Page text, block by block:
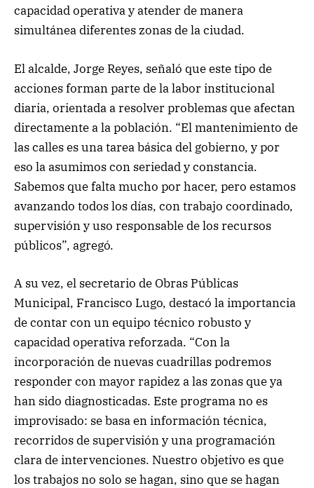
capacidad operativa y atender de manera
simultánea diferentes zonas de la ciudad.
El alcalde, Jorge Reyes, señaló que este tipo de
acciones forman parte de la labor institucional
diaria, orientada a resolver problemas que afectan
directamente a la población. “El mantenimiento de
las calles es una tarea básica del gobierno, y por
eso la asumimos con seriedad y constancia.
Sabemos que falta mucho por hacer, pero estamos
avanzando todos los días, con trabajo coordinado,
supervisión y uso responsable de los recursos
públicos”, agregó.
A su vez, el secretario de Obras Públicas
Municipal, Francisco Lugo, destacó la importancia
de contar con un equipo técnico robusto y
capacidad operativa reforzada. “Con la
incorporación de nuevas cuadrillas podremos
responder con mayor rapidez a las zonas que ya
han sido diagnosticadas. Este programa no es
improvisado: se basa en información técnica,
recorridos de supervisión y una programación
clara de intervenciones. Nuestro objetivo es que
los trabajos no solo se hagan, sino que se hagan